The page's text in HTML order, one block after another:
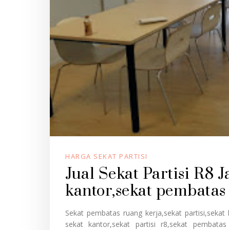
HARGA SEKAT PARTISI
Jual Sekat Partisi R8
kantor,sekat pembatas
Sekat pembatas ruang kerja,sekat
sekat kantor,sekat partisi r8,sekat